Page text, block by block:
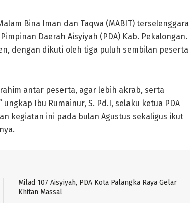
Bina Iman dan Taqwa (MABIT) terselenggara
Daerah Aisyiyah (PDA) Kab. Pekalongan.
dengan dikuti oleh tiga puluh sembilan peserta
antar peserta, agar lebih akrab, serta
Ibu Rumainur, S. Pd.I, selaku ketua PDA
kegiatan ini pada bulan Agustus sekaligus ikut
Milad 107 Aisyiyah, PDA Kota Palangka Raya Gelar
Khitan Massal